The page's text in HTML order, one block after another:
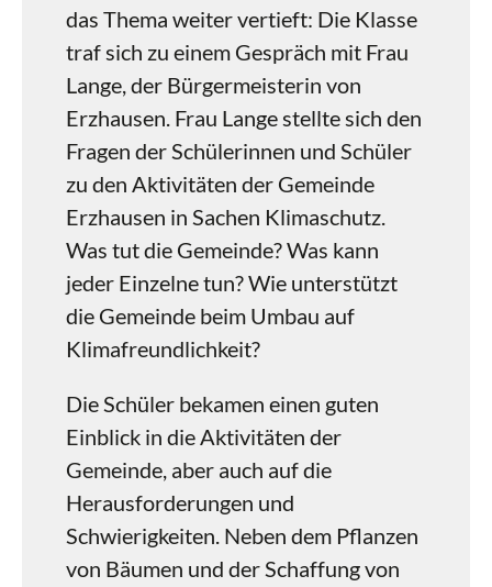
das Thema weiter vertieft: Die Klasse
traf sich zu einem Gespräch mit Frau
Lange, der Bürgermeisterin von
Erzhausen. Frau Lange stellte sich den
Fragen der Schülerinnen und Schüler
zu den Aktivitäten der Gemeinde
Erzhausen in Sachen Klimaschutz.
Was tut die Gemeinde? Was kann
jeder Einzelne tun? Wie unterstützt
die Gemeinde beim Umbau auf
Klimafreundlichkeit?
Die Schüler bekamen einen guten
Einblick in die Aktivitäten der
Gemeinde, aber auch auf die
Herausforderungen und
Schwierigkeiten. Neben dem Pflanzen
von Bäumen und der Schaffung von